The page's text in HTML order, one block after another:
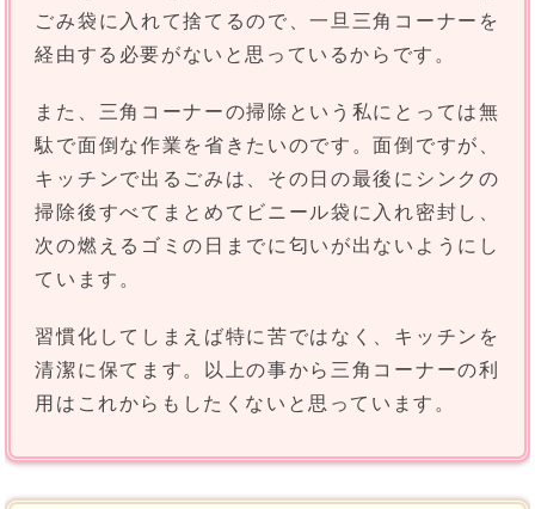
ごみ袋に入れて捨てるので、一旦三角コーナーを
経由する必要がないと思っているからです。
また、三角コーナーの掃除という私にとっては無
駄で面倒な作業を省きたいのです。面倒ですが、
キッチンで出るごみは、その日の最後にシンクの
掃除後すべてまとめてビニール袋に入れ密封し、
次の燃えるゴミの日までに匂いが出ないようにし
ています。
習慣化してしまえば特に苦ではなく、キッチンを
清潔に保てます。以上の事から三角コーナーの利
用はこれからもしたくないと思っています。